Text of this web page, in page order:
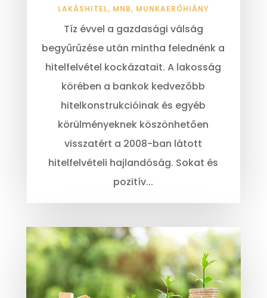
LAKÁSHITEL, MNB, MUNKAERŐHIÁNY
Tíz évvel a gazdasági válság
begyűrűzése után mintha felednénk a
hitelfelvétel kockázatait. A lakosság
körében a bankok kedvezőbb
hitelkonstrukcióinak és egyéb
körülményeknek köszönhetően
visszatért a 2008-ban látott
hitelfelvételi hajlandóság. Sokat és
pozitív...